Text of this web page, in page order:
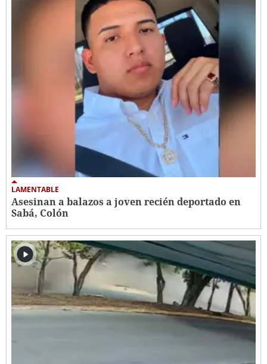
LAMENTABLE
Asesinan a balazos a joven recién deportado en
Sabá, Colón